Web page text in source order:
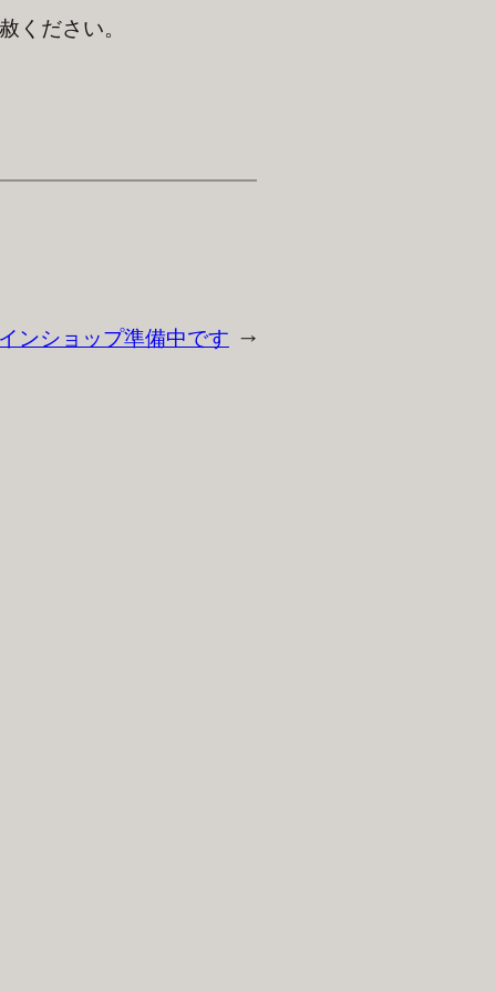
ください。
ンショップ準備中です →